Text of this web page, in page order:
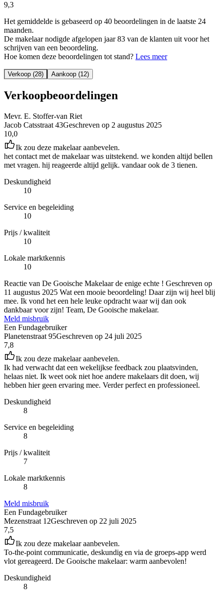
9,3
Het gemiddelde is gebaseerd op 40 beoordelingen in de laatste 24
maanden.
De makelaar nodigde afgelopen jaar 83 van de klanten uit voor het
schrijven van een beoordeling.
Hoe komen deze beoordelingen tot stand? Lees meer
Verkoop (28) Aankoop (12)
Verkoopbeoordelingen
Mevr. E. Stoffer-van Riet
Jacob Catsstraat 43Geschreven op 2 augustus 2025
10,0
Ik zou deze makelaar aanbevelen.
het contact met de makelaar was uitstekend. we konden altijd bellen
met vragen. hij reageerde altijd gelijk. vandaar ook de 3 tienen.
Deskundigheid
10
Service en begeleiding
10
Prijs / kwaliteit
10
Lokale marktkennis
10
Reactie van De Gooische Makelaar de enige echte ! Geschreven op
11 augustus 2025 Wat een mooie beoordeling! Daar zijn wij heel blij
mee. Ik vond het een hele leuke opdracht waar wij dan ook
dankbaar voor zijn! Team, De Gooische makelaar.
Meld misbruik
Een Fundagebruiker
Planetenstraat 95Geschreven op 24 juli 2025
7,8
Ik zou deze makelaar aanbevelen.
Ik had verwacht dat een wekelijkse feedback zou plaatsvinden,
helaas niet. Ik weet ook niet hoe andere makelaars dit doen, wij
hebben hier geen ervaring mee. Verder perfect en professioneel.
Deskundigheid
8
Service en begeleiding
8
Prijs / kwaliteit
7
Lokale marktkennis
8
Meld misbruik
Een Fundagebruiker
Mezenstraat 12Geschreven op 22 juli 2025
7,5
Ik zou deze makelaar aanbevelen.
To-the-point communicatie, deskundig en via de groeps-app werd
vlot gereageerd. De Gooische makelaar: warm aanbevolen!
Deskundigheid
8